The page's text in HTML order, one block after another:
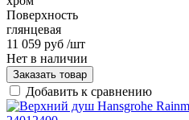
Поверхность
глянцевая
11 059 руб /шт
Нет в наличии
Заказать товар
Добавить к сравнению